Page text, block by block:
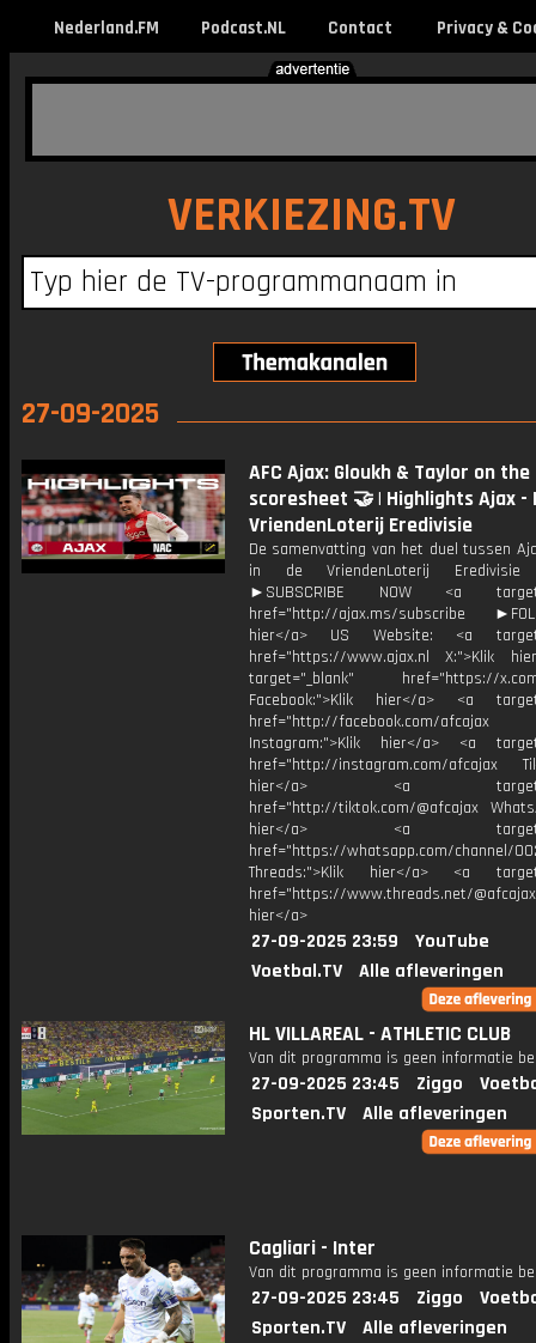
Nederland.FM Podcast.NL Contact Privacy &
VERKIEZING.TV
27-09-2025
AFC Ajax: Gloukh & Taylor on the
scoresheet 🤝 | Highlights Ajax -
VriendenLoterij Eredivisie
De samenvatting van het duel tussen
in de VriendenLoterij Eredivisie
►SUBSCRIBE NOW <a
href="http://ajax.ms/subscribe
hier</a> US Website: <a
href="https://www.ajax.nl X:">Klik
target="_blank" href="https://x.com/
Facebook:">Klik hier</a> <a
href="http://facebook.com/afcajax
Instagram:">Klik hier</a> <a
href="http://instagram.com/afcajax
hier</a> <a
href="http://tiktok.com/@afcajax
hier</a> <a
href="https://whatsapp.com/channel/
Threads:">Klik hier</a> <a
href="https://www.threads.net/
hier</a>
27-09-2025 23:59
YouTube
Voetbal.TV
Alle afleveringen
HL VILLAREAL - ATHLETIC CLUB
Van dit programma is geen informatie
27-09-2025 23:45 Ziggo
Sporten.TV
Alle afleveringen
Cagliari - Inter
Van dit programma is geen informatie
27-09-2025 23:45 Ziggo
Sporten.TV
Alle afleveringen